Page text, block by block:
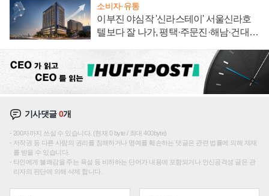
소비자·유통
이부진 야심작 '신라스테이' 서울신라호
텔보다 잘 나가, 평택·주문진·해남·건대로
기사댓글0개
200자까지 쓰실 수 있습니다. (현재 0 byte / 최대 400byte)
저작권 등 다른 사람의 권리를 침해하거나 명예를 훼손하는 댓글은 관련 법률에 의해 제재
를 받을 수 있습니다.
타인에게 불쾌감을 주는 욕설 등 비하하는 단어가 내용에 포함되거나 인신공격성 글은 관
리자의 판단에 의해 삭제 합니다.